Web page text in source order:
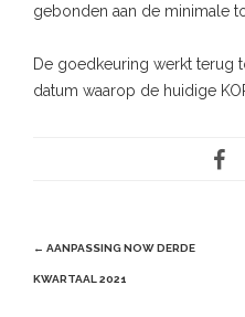
gebonden aan de minimale
De goedkeuring werkt terug
datum waarop de huidige
Post
navigation
← AANPASSING NOW DERDE
KWARTAAL 2021